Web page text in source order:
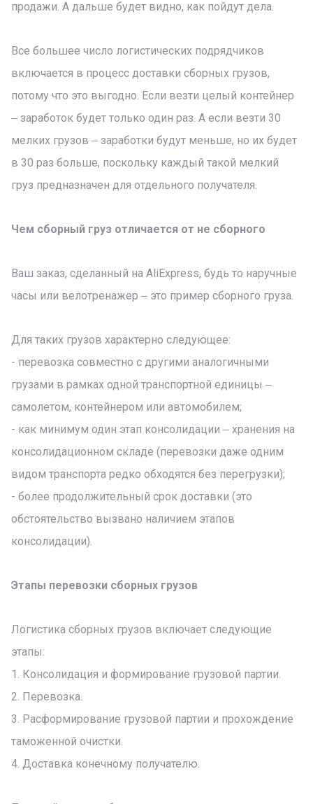
продажи. А дальше будет видно, как пойдут дела.
Все большее число логистических подрядчиков
включается в процесс доставки сборных грузов,
потому что это выгодно. Если везти целый контейнер
‒ заработок будет только один раз. А если везти 30
мелких грузов ‒ заработки будут меньше, но их будет
в 30 раз больше, поскольку каждый такой мелкий
груз предназначен для отдельного получателя.
Чем сборный груз отличается от не сборного
Ваш заказ, сделанный на AliExpress, будь то наручные
часы или велотренажер ‒ это пример сборного груза.
Для таких грузов характерно следующее:
- перевозка совместно с другими аналогичными
грузами в рамках одной транспортной единицы ‒
самолетом, контейнером или автомобилем;
- как минимум один этап консолидации ‒ хранения на
консолидационном складе (перевозки даже одним
видом транспорта редко обходятся без перегрузки);
- более продолжительный срок доставки (это
обстоятельство вызвано наличием этапов
консолидации).
Этапы перевозки сборных грузов
Логистика сборных грузов включает следующие
этапы:
1. Консолидация и формирование грузовой партии.
2. Перевозка.
3. Расформирование грузовой партии и прохождение
таможенной очистки.
4. Доставка конечному получателю.